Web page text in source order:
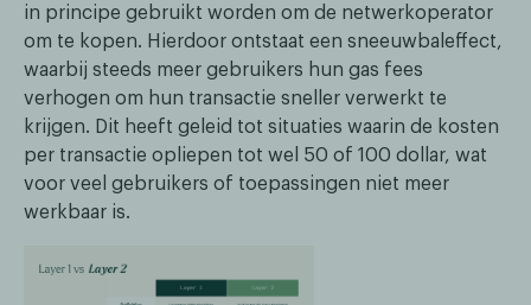
in principe gebruikt worden om de netwerkoperator
om te kopen. Hierdoor ontstaat een sneeuwbaleffect,
waarbij steeds meer gebruikers hun gas fees
verhogen om hun transactie sneller verwerkt te
krijgen. Dit heeft geleid tot situaties waarin de kosten
per transactie opliepen tot wel 50 of 100 dollar, wat
voor veel gebruikers of toepassingen niet meer
werkbaar is.